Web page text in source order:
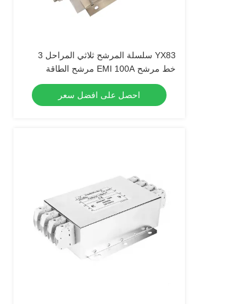
YX83 سلسلة المرشح ثلاثي المراحل 3
خط مرشح EMI 100A مرشح الطاقة
العالية
احصل على افضل سعر